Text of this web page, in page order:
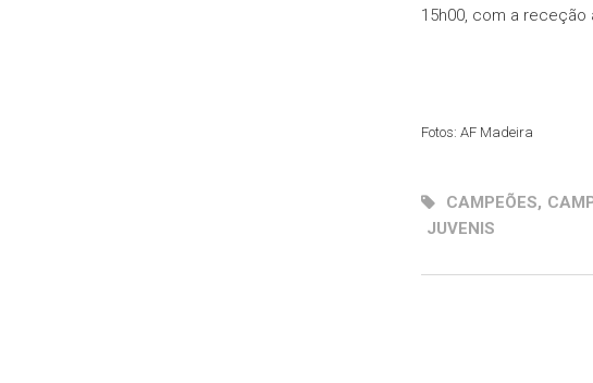
15h00, com a receção
Fotos: AF Madeira
CAMPEÕES,
JUVENIS